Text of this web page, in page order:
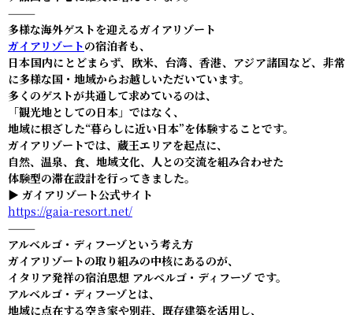
⸻
多様な海外ゲストを迎えるガイアリゾート
ガイアリゾートの宿泊者も、
日本国内にとどまらず、欧米、台湾、香港、アジア諸国など、非常
に多様な国・地域からお越しいただいています。
多くのゲストが共通して求めているのは、
「観光地としての日本」ではなく、
地域に根ざした“暮らしに近い日本”を体験することです。
ガイアリゾートでは、蔵王エリアを起点に、
自然、温泉、食、地域文化、人との交流を組み合わせた
体験型の滞在設計を行ってきました。
▶ ガイアリゾート公式サイト
https://gaia-resort.net/
⸻
アルベルゴ・ディフーゾという考え方
ガイアリゾートの取り組みの中核にあるのが、
イタリア発祥の宿泊思想 アルベルゴ・ディフーゾ です。
アルベルゴ・ディフーゾとは、
地域に点在する空き家や別荘、既存建築を活用し、